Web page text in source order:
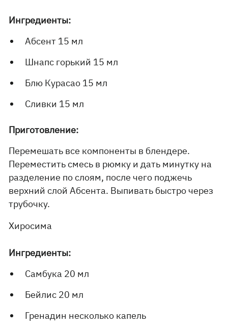
Ингредиенты:
Абсент 15 мл
Шнапс горький 15 мл
Блю Курасао 15 мл
Сливки 15 мл
Приготовление:
Перемешать все компоненты в блендере.
Переместить смесь в рюмку и дать минутку на
разделение по слоям, после чего поджечь
верхний слой Абсента. Выпивать быстро через
трубочку.
Хиросима
Ингредиенты:
Самбука 20 мл
Бейлис 20 мл
Гренадин несколько капель